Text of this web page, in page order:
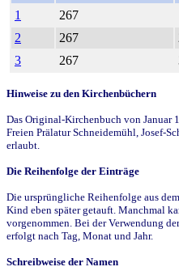
1
267
2
267
3
267
Hinweise zu den Kirchenbüchern
Das Original-Kirchenbuch von Januar
Freien Prälatur Schneidemühl, Josef-
erlaubt.
Die Reihenfolge der Einträge
Die ursprüngliche Reihenfolge aus
Kind eben später getauft. Manchmal
vorgenommen. Bei der Verwendung
erfolgt nach Tag, Monat und Jahr.
Schreibweise der Namen